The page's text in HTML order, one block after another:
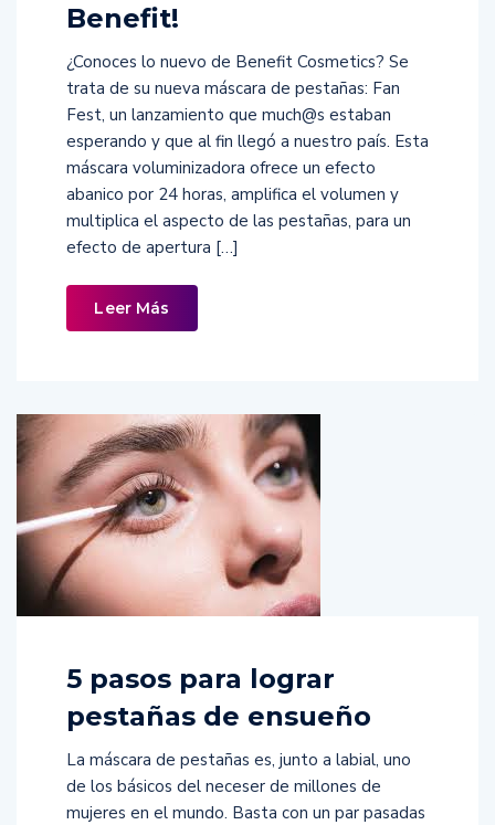
Benefit!
¿Conoces lo nuevo de Benefit Cosmetics? Se
trata de su nueva máscara de pestañas: Fan
Fest, un lanzamiento que much@s estaban
esperando y que al fin llegó a nuestro país. Esta
máscara voluminizadora ofrece un efecto
abanico por 24 horas, amplifica el volumen y
multiplica el aspecto de las pestañas, para un
efecto de apertura […]
Leer Más
5 pasos para lograr
pestañas de ensueño
La máscara de pestañas es, junto a labial, uno
de los básicos del neceser de millones de
mujeres en el mundo. Basta con un par pasadas